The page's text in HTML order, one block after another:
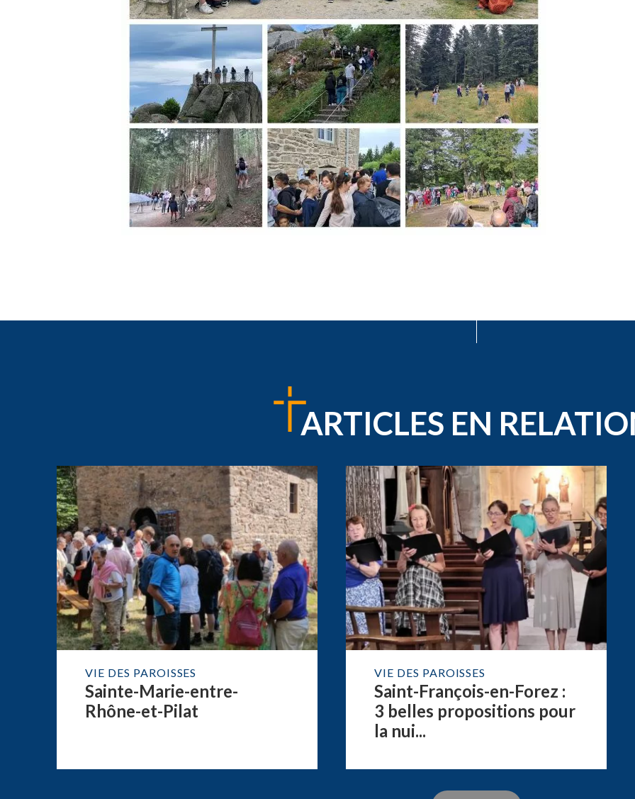
ARTICLES EN
VIE DES PAROISSES
Sainte-Marie-entre-
Rhône-et-Pilat
VIE DES PAROISSES
Saint-François-en-Forez :
3 belles propositions pour
la nui...